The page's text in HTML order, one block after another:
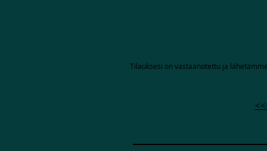
Tilauksesi on vastaanotettu ja